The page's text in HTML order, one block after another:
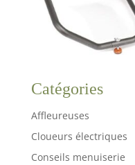
Catégories
Affleureuses
Cloueurs électriques
Conseils menuiserie